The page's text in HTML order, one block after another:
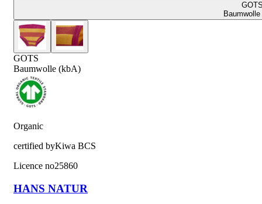
GOTS
Baumwolle (kbA)
Organic
certified byKiwa BCS
Licence no25860
HANS NATUR